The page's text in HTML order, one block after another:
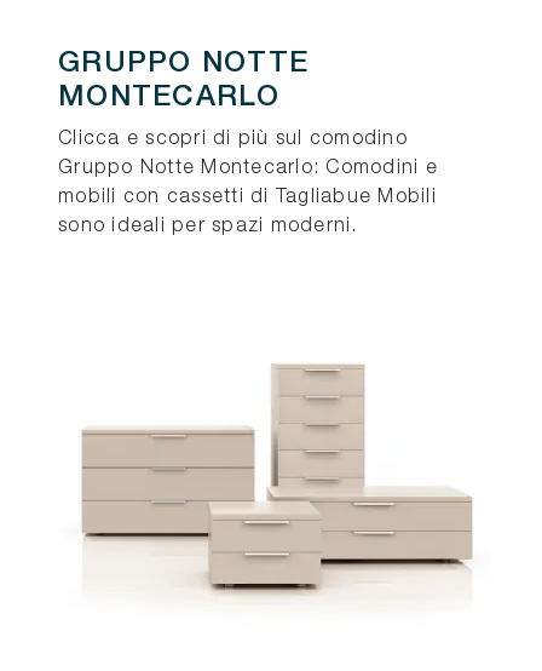
GRUPPO NOTTE
MONTECARLO
Clicca e scopri di più sul comodino
Gruppo Notte Montecarlo: Comodini e
mobili con cassetti di Tagliabue Mobili
sono ideali per spazi moderni.